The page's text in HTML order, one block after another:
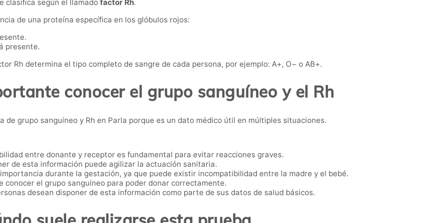
clasifica según el llamado factor Rh.
de una proteína específica en los glóbulos rojos:
presente.
Rh determina el tipo completo de sangre de cada persona, por ejemplo: A+, O− o AB+.
conocer el grupo sanguíneo y el Rh
de grupo sanguíneo y Rh en Parla porque es un dato médico útil en múltiples situaciones.
entre donante y receptor es fundamental para evitar reacciones graves.
de esta información puede agilizar la actuación sanitaria.
durante la gestación, ya que puede existir incompatibilidad entre la madre y el bebé.
conocer el grupo sanguíneo para poder donar correctamente.
desean disponer de esta información como parte de sus datos de salud básicos.